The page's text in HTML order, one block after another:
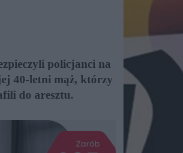
policjanci na
40-letni mąż, którzy
do aresztu.